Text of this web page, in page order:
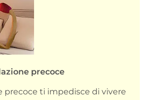
precoce
precoce ti impedisce di vivere